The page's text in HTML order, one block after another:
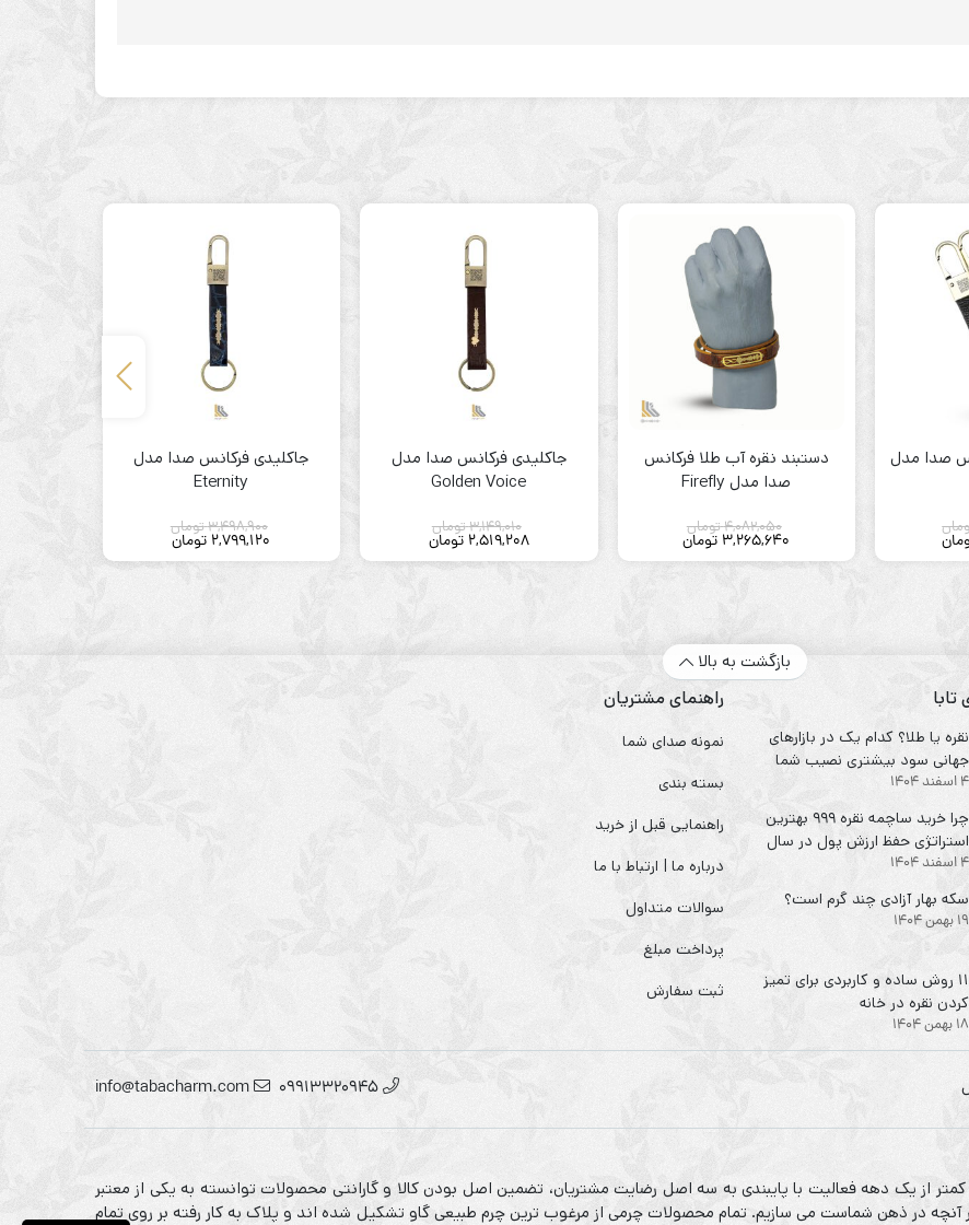
صدا مدل
دستبند نقره آب طلا فرکانس
صدا مدل Firefly
4,082,050تومان
3,265,640 تومان
جاکلیدی فرکانس صدا مدل
Golden Voice
3,149,010تومان
2,519,208 تومان
جاکلیدی فرکانس صدا مدل
Eternity
3,498,900تومان
2,799,120 تومان
بازگشت به بالا
نقره یا طلا؟ کدام یک در بازارهای
جهانی سود بیشتری نصیب شما
می‌کند؟
4 اسفند 1404
چرا خرید ساچمه نقره ۹۹۹ بهترین
استراتژی حفظ ارزش پول در سال
۱۴۰۴ است؟
4 اسفند 1404
سکه‌ بهار آزادی چند گرم است؟
19 بهمن 1404
۱۱ روش ساده و کاربردی برای تمیز
کردن نقره در خانه
18 بهمن 1404
راهنمای مشتریان
نمونه صدای شما
بسته بندی
راهنمایی قبل از خرید
درباره ما | ارتباط با ما
سوالات متداول
پرداخت مبلغ
ثبت سفارش
09913320945
info@tabacharm.com
کمتر از یک دهه فعالیت با پایبندی به سه اصل رضایت مشتریان، تضمین اصل بودن کالا و گارانتی محصولات توانسته به یکی از معتبر
آنچه در ذهن شماست می سازیم. تمام محصولات چرمی از مرغوب ترین چرم طبیعی گاو تشکیل شده اند و پلاک به کار رفته بر روی تمام